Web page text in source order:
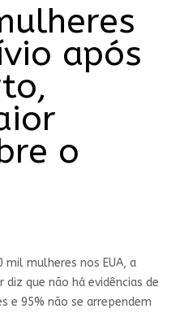
após
o
mil mulheres nos EUA, a
que não há evidências de
e 95% não se arrependem